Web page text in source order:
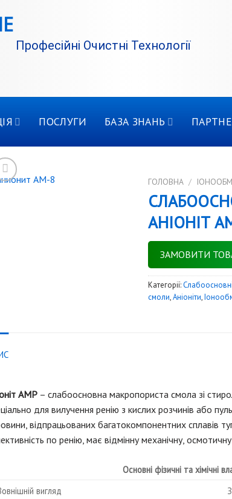
Професійні Очистні Технології
ПОСЛУГИ БАЗА ЗНАНЬ
ГОЛОВНА /
АНІОНІТ
ЗАМОВИТИ
Категорії:
смоли,Аніоніти,
АМР– слабоосновна макропориста смола зі
для вилучення ренію з кислих розчинів або
відпрацьованих багатокомпонентних сплавів
по ренію, має відмінну механічну, осмотичну
Основні фізичні та хімічні
вигляд